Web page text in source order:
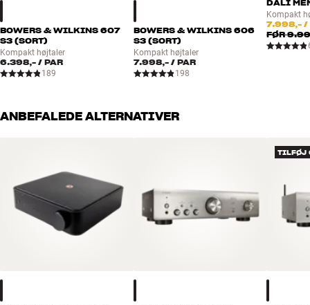
Dynamisk effekt (IHF) i 4 ohm: 120 watt
PowerDrive-teknologi
Soft Clipping
Energiforbrug i standby: <0,5 watt
BOWERS & WILKINS 607
S3 (SORT)
Kompakt højtaler
6.398,- / PAR
189
BOWERS & WILKINS 606
S3 (SORT)
Kompakt højtaler
7.998,-/ PAR
198
DALI
Kompakt
7.998,- /
FØR
ANBEFALEDE ALTERNATIVER
TILFØJ